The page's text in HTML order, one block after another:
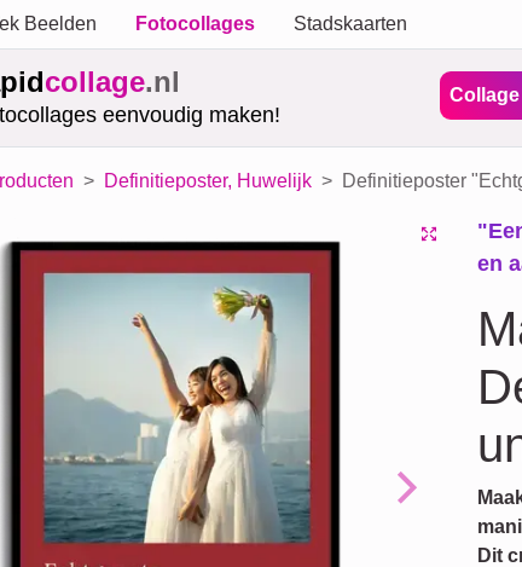
Beelden Fotocollages Stadskaarten
collage.nl
eenvoudig maken!
Definitieposter, Huwelijk Definitieposter
Next
en
Dit